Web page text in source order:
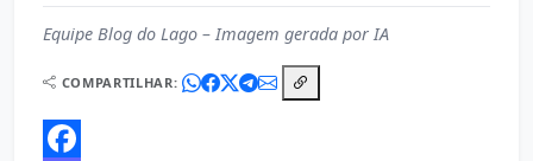
Equipe Blog do Lago – Imagem gerada por IA
COMPARTILHAR: